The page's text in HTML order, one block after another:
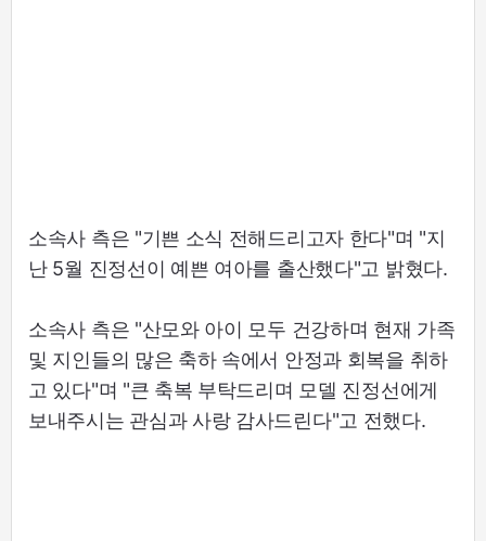
소속사 측은 "기쁜 소식 전해드리고자 한다"며 "지
난 5월 진정선이 예쁜 여아를 출산했다"고 밝혔다.
소속사 측은 "산모와 아이 모두 건강하며 현재 가족
및 지인들의 많은 축하 속에서 안정과 회복을 취하
고 있다"며 "큰 축복 부탁드리며 모델 진정선에게
보내주시는 관심과 사랑 감사드린다"고 전했다.